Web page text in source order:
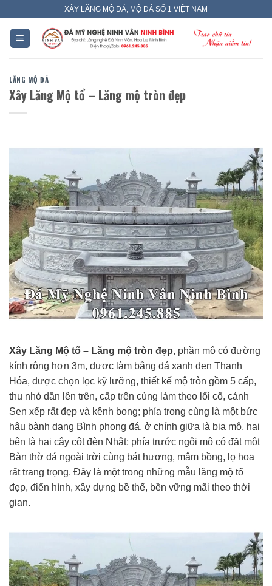
content
XÂY LĂNG MỘ ĐÁ, MỘ ĐÁ SỐ 1 VIỆT NAM
LĂNG MỘ ĐÁ
Xây Lăng Mộ tổ – Lăng mộ tròn đẹp
Xây Lăng Mộ tổ – Lăng mộ tròn đẹp, phần mộ có đường
kính rộng hơn 3m, được làm bằng đá xanh đen Thanh
Hóa, được chọn lọc kỹ lưỡng, thiết kế mộ tròn gồm 5 cấp,
thu nhỏ dần lên trên, cấp trên cùng làm theo lối cổ, cánh
Sen xếp rất đẹp và kênh bong; phía trong cùng là một bức
hậu bành dạng Bình phong đá, ở chính giữa là bia mộ, hai
bên là hai cây cột đèn Nhật; phía trước ngôi mộ có đặt một
Bàn thờ đá ngoài trời cùng bát hương, mâm bồng, lọ hoa
rất trang trọng. Đây là một trong những mẫu lăng mộ tổ
đẹp, điển hình, xây dựng bề thế, bền vững mãi theo thời
gian.